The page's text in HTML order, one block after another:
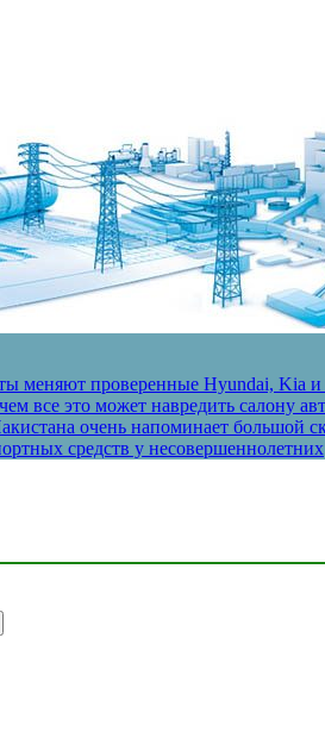
меняют проверенные Hyundai, Kia и
все это может навредить салону
очень напоминает большой
средств у несовершеннолетних